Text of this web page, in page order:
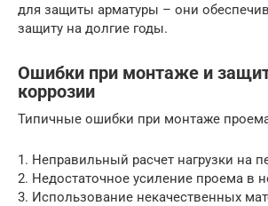
для защиты арматуры – они
защиту на долгие годы.
Ошибки при монтаже и
коррозии
Типичные ошибки при монтаже
1. Неправильный расчет нагрузки на
2. Недостаточное усиление проема в
3. Использование некачественных